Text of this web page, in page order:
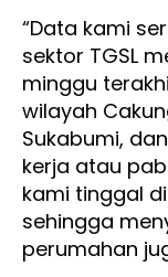
“Data kami
sektor TGSL
minggu
wilayah
Sukabumi,
kerja atau
kami tinggal
sehingga
perumahan